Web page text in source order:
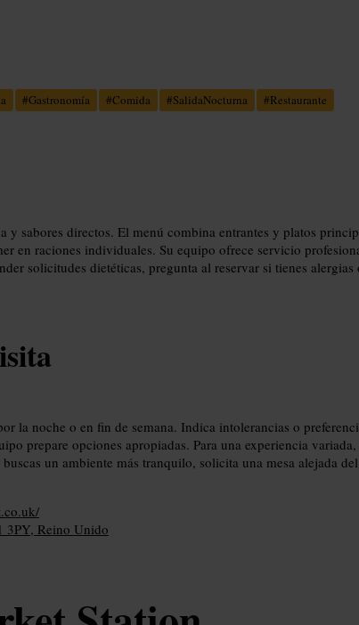
#Gastronomía #Comida #SalidaNocturna #Restaurante
y sabores directos. El menú combina entrantes y platos
en raciones individuales. Su equipo ofrece servicio
solicitudes dietéticas, pregunta al reservar si tienes alergias
la noche o en fin de semana. Indica intolerancias o
prepare opciones apropiadas. Para una experiencia
un ambiente más tranquilo, solicita una mesa alejada
3PY, Reino Unido